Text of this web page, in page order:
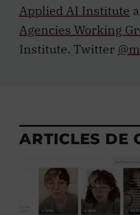
Applied AI Institute
Agencies Working
Institute. Twitter
ARTICLES DE